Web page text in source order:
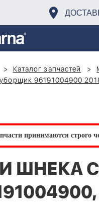
Каталог запчастей
96191004900
принимаются строго
ШНЕКА